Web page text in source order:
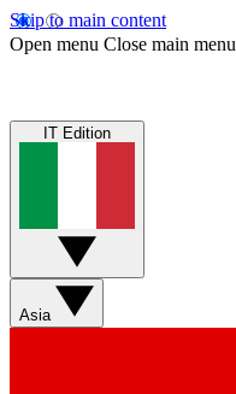
Skip to main content
Open menu Close main menu
IT Edition
Asia